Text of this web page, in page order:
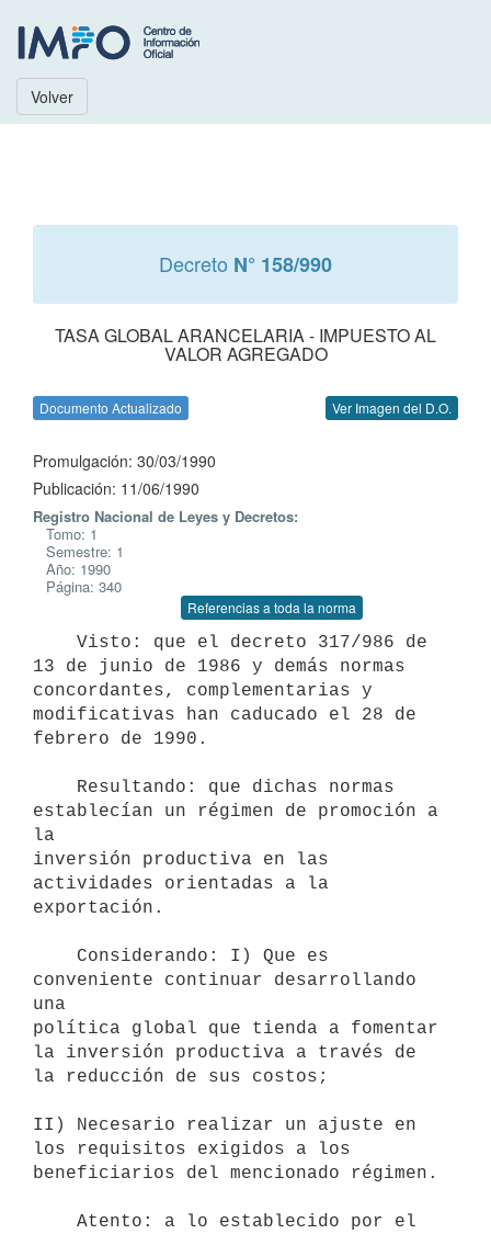
Volver
Decreto N° 158/990
TASA GLOBAL ARANCELARIA - IMPUESTO AL
VALOR AGREGADO
Documento Actualizado Ver Imagen del D.O.
Promulgación: 30/03/1990
Publicación: 11/06/1990
Registro Nacional de Leyes y Decretos:
Tomo: 1
Semestre: 1
Año: 1990
Página: 340
Referencias a toda la norma
13 de junio de 1986 y demás normas
concordantes, complementarias y
modificativas han caducado el 28 de
febrero de 1990.
establecían un régimen de promoción a
la
inversión productiva en las
actividades orientadas a la
exportación.
conveniente continuar desarrollando
una
política global que tienda a fomentar
la inversión productiva a través de
la reducción de sus costos;
II) Necesario realizar un ajuste en
los requisitos exigidos a los
beneficiarios del mencionado régimen.